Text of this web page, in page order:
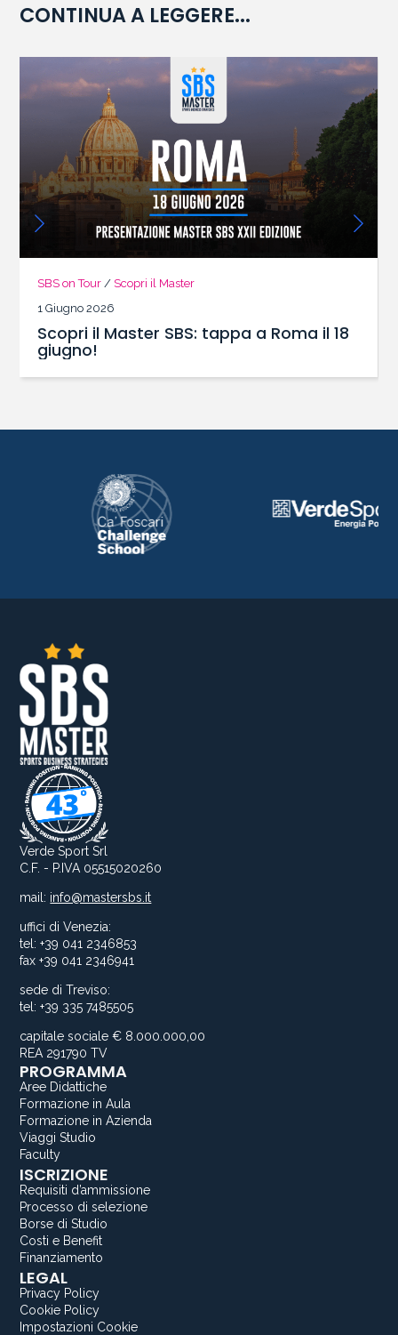
CONTINUA A LEGGERE...
SBS on Tour / Scopri il Master
1 Giugno 2026
Scopri il Master SBS: tappa a Roma il 18
giugno!
Verde Sport Srl
C.F. - P.IVA 05515020260
mail: info@mastersbs.it
uffici di Venezia:
tel: +39 041 2346853
fax +39 041 2346941
sede di Treviso:
tel: +39 335 7485505
capitale sociale € 8.000.000,00
REA 291790 TV
PROGRAMMA
Aree Didattiche
Formazione in Aula
Formazione in Azienda
Viaggi Studio
Faculty
ISCRIZIONE
Requisiti d’ammissione
Processo di selezione
Borse di Studio
Costi e Benefit
Finanziamento
LEGAL
Privacy Policy
Cookie Policy
Impostazioni Cookie